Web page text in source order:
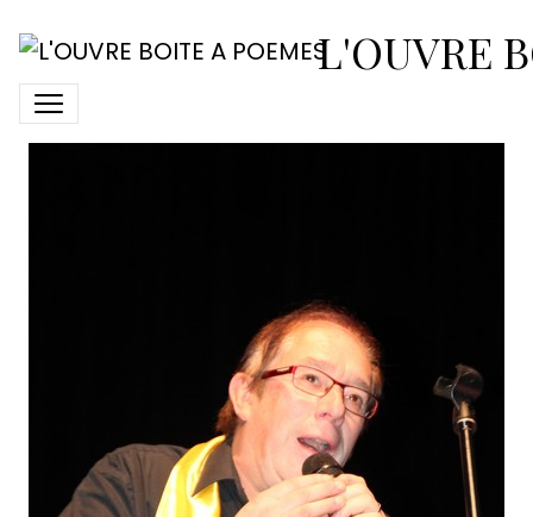
L'OUVRE
2018-avril-7-spectacle-
loup16-michel